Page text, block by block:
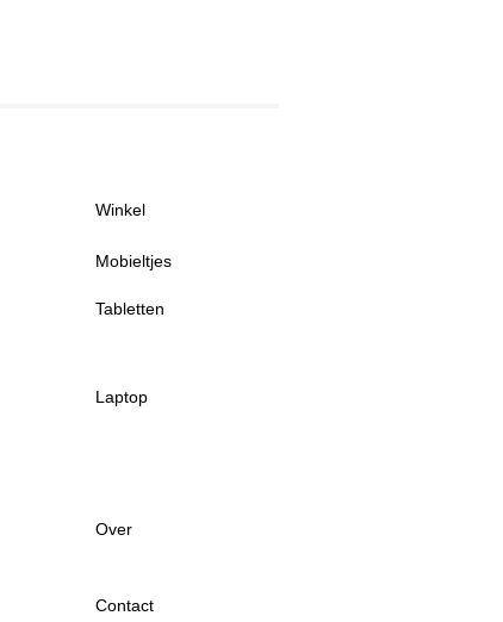
Winkel
Mobieltjes
Tabletten
Laptop
Over
Contact